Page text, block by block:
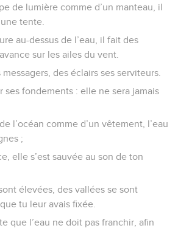
de lumière comme d’un manteau, il
tente.
au-dessus de l’eau, il fait des
sur les ailes du vent.
des éclairs ses serviteurs.
ses fondements : elle ne sera jamais
l’océan comme d’un vêtement, l’eau
;
elle s’est sauvée au son de ton
élevées, des vallées se sont
tu leur avais fixée.
que l’eau ne doit pas franchir, afin